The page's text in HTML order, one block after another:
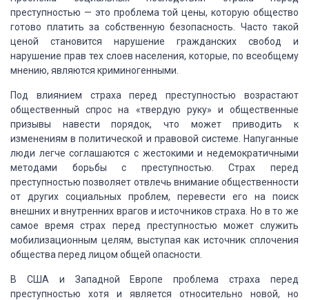
преступностью — это проблема той цены, которую общество
готово платить за собственную безопасность. Часто такой
ценой
становится нарушение гражданских свобод
и
нарушение прав тех слоев населения, которые, по всеобщему
мнению, являются криминогенными.
Под влиянием страха перед преступностью возрастают
общественный спрос на «твердую руку» и общественные
призывы навести порядок, что может приводить к
изменениям в политической и правовой системе. Напуганные
люди легче соглашаются с жестокими и недемократичными
методами борьбы с преступностью.
Страх перед
преступностью позволяет отвлечь внимание общественности
от других социальных проблем, перевести его на поиск
внешних и внутренних врагов и источников страха.
Но в то же
самое время страх перед преступностью может служить
мобилизационным целям, выступая как источник сплочения
общества перед лицом общей опасности.
В США и Западной Европе проблема страха перед
преступностью хотя и является относительно новой, но